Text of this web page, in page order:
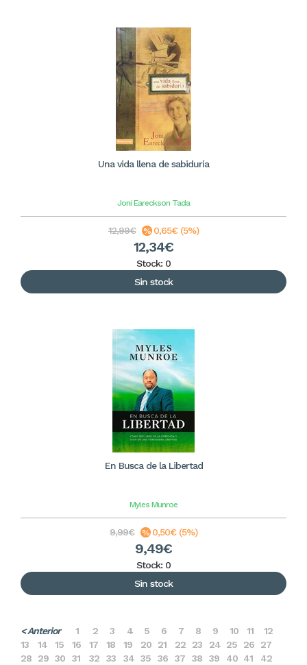
Una vida llena de sabiduría
Joni Eareckson Tada
12,99€ 0,65€ (5%)
12,34€
Stock: 0
Sin stock
En Busca de la Libertad
Myles Munroe
9,99€ 0,50€ (5%)
9,49€
Stock: 0
Sin stock
< Anterior 1 2 3 4 5 6 7 8 9 10 11
12
13
14 15 16 17 18 19 20 21 22 23 24 25 26
27
28
29 30 31 32 33 34 35 36 37 38 39 40 41
42